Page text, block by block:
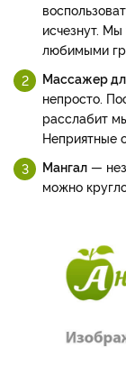
исчезнут.
любимыми
Массажер
непросто.
расслабит
Неприятные
Мангал —
можно